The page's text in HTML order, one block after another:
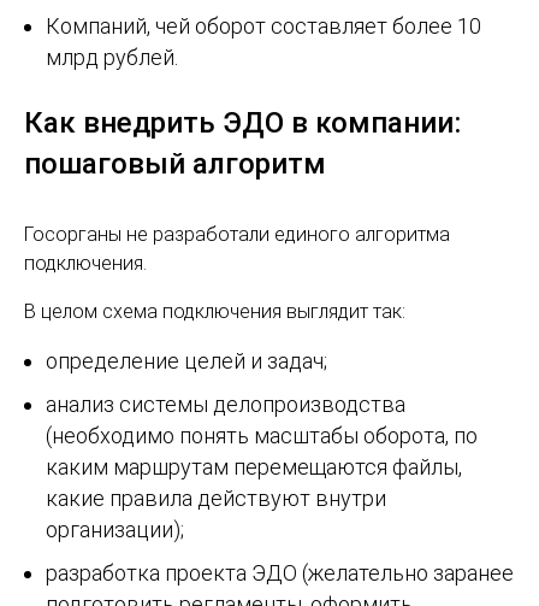
Компаний, чей оборот составляет более 10
млрд рублей.
Как внедрить ЭДО в компании:
пошаговый алгоритм
Госорганы не разработали единого алгоритма
подключения.
В целом схема подключения выглядит так:
определение целей и задач;
анализ системы делопроизводства
(необходимо понять масштабы оборота, по
каким маршрутам перемещаются файлы,
какие правила действуют внутри
организации);
разработка проекта ЭДО (желательно заранее